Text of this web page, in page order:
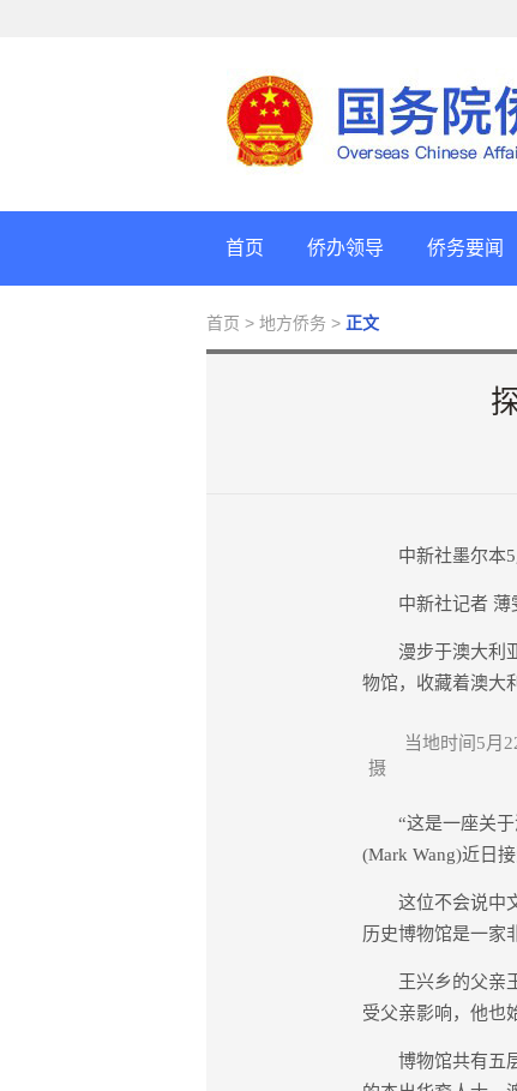
首页 侨办领导 侨务要闻
首页 > 地方侨务 > 正文
中新社墨尔本5
中新社记者 薄
漫步于澳大利亚
物馆，收藏着澳大
当地时间5月
摄
“这是一座关于
(Mark Wang)近日
这位不会说中文
历史博物馆是一家
王兴乡的父亲王
受父亲影响，他也
博物馆共有五层